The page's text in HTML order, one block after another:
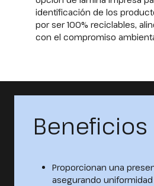
identificación de los
por ser 100% reciclables,
con el compromiso
Beneficios
Proporcionan una
asegurando